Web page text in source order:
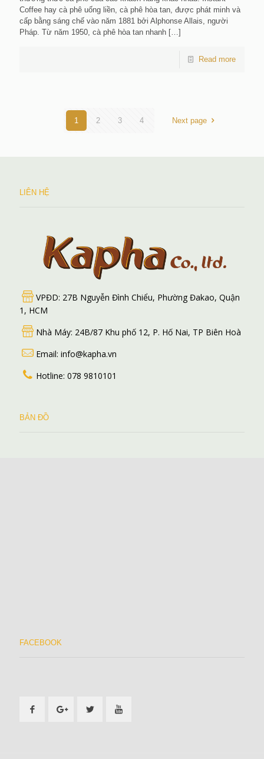
Coffee hay cà phê uống liền, cà phê hòa tan, được phát minh và
cấp bằng sáng chế vào năm 1881 bởi Alphonse Allais, người
Pháp. Từ năm 1950, cà phê hòa tan nhanh […]
Read more
1 2 3 4 Next page
LIÊN HỆ
VPĐD: 27B Nguyễn Đình Chiểu, Phường Đakao, Quận
1, HCM
Nhà Máy: 24B/87 Khu phố 12, P. Hố Nai, TP Biên Hoà
Email: info@kapha.vn
Hotline: 078 9810101
BẢN ĐỒ
FACEBOOK